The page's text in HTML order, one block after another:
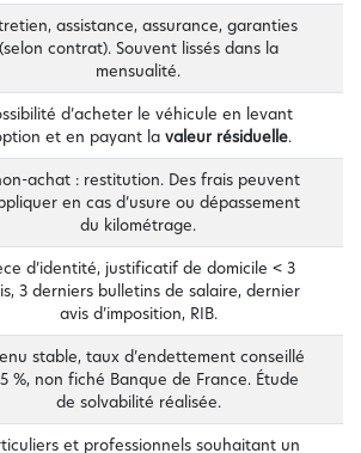
assistance, assurance, garanties
(selon contrat). Souvent lissés dans la
mensualité.
d’acheter le véhicule en levant
et en payant la valeur résiduelle.
achat : restitution. Des frais peuvent
en cas d’usure ou dépassement
du kilométrage.
d’identité, justificatif de domicile < 3
3 derniers bulletins de salaire, dernier
avis d’imposition, RIB.
stable, taux d’endettement conseillé
%, non fiché Banque de France. Étude
de solvabilité réalisée.
et professionnels souhaitant un